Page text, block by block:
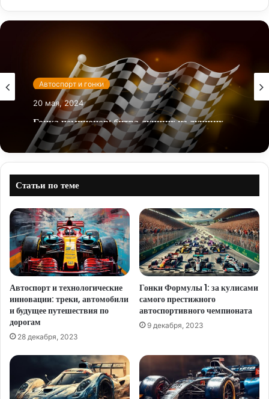
Автоспорт и гонки
20 мая, 2024
Гонка чемпионов: битва лучших из лучших
Статьи по теме
Автоспорт и технологические
инновации: треки, автомобили
и будущее путешествия по
дорогам
28 декабря, 2023
Гонки Формулы 1: за кулисами
самого престижного
автоспортивного чемпионата
9 декабря, 2023